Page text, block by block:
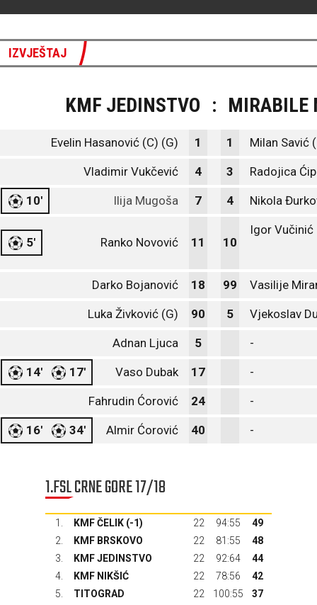
IZVJEŠTAJ
KMF JEDINSTVO : MIRABILE
Evelin Hasanović (C) (G) 1 1 Milan Savić
Vladimir Vukčević 4 3 Radojica
10' Ilija Mugoša 7 4 Nikola
5' Ranko Novović 11 10
Igor Vučinić
Darko Bojanović 18 99 Vasilije
Luka Živković (G) 90 5 Vjekoslav
Adnan Ljuca 5 -
14' 17' Vaso Dubak 17 -
Fahrudin Ćorović 24 -
16' 34' Almir Ćorović 40 -
1.FSL CRNE GORE 17/18
1. KMF ČELIK (-1) 22 94:55
49
2.
KMF BRSKOVO 22 81:55
48
3.
KMF JEDINSTVO 22 92:64
44
4.
KMF NIKŠIĆ 22 78:56
42
5.
TITOGRAD 22 100:55
37